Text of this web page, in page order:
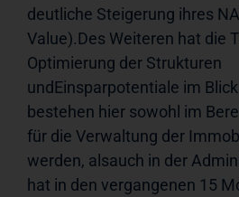
deutliche Steigerung ihres
Value).Des Weiteren hat die
Optimierung der Strukturen
undEinsparpotentiale im
bestehen hier sowohl im
für die Verwaltung der
werden, alsauch in der
hat in den vergangenen 15